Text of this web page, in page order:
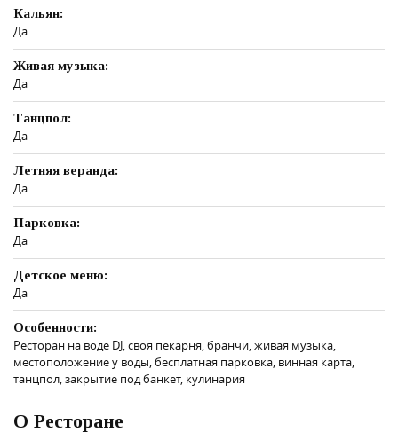
Кальян:
Да
Живая музыка:
Да
Танцпол:
Да
Летняя веранда:
Да
Парковка:
Да
Детское меню:
Да
Особенности:
Ресторан на воде DJ, своя пекарня, бранчи, живая музыка,
местоположение у воды, бесплатная парковка, винная карта,
танцпол, закрытие под банкет, кулинария
О Ресторане